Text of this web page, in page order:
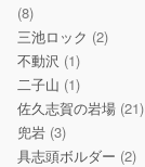
(8)
三池ロック (2)
不動沢 (1)
二子山 (1)
佐久志賀の岩場 (21)
兜岩 (3)
具志頭ボルダー (2)